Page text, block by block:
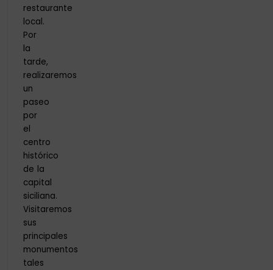
restaurante
local.
Por
la
tarde,
realizaremos
un
paseo
por
el
centro
histórico
de la
capital
siciliana.
Visitaremos
sus
principales
monumentos
tales